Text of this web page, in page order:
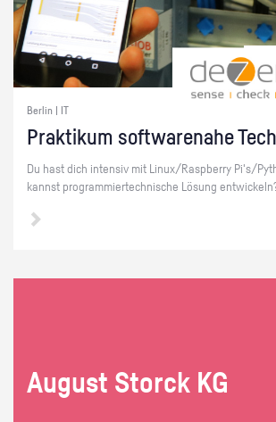
Berlin | IT
Prak­ti­kum soft­ware­na­he
Du hast dich in­ten­siv mit Linux/Raspber­ry Pi's/
kannst pro­gram­mier­tech­ni­sche Lö­sung
Au­gust Storck KG